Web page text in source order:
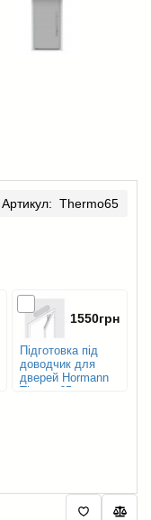
Артикул: Thermo65
Підготовка під
доводчик для
дверей Hormann
Thermo65
1550грн